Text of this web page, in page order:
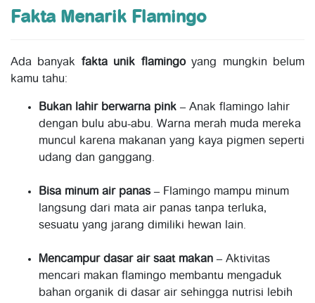
Fakta Menarik Flamingo
Ada banyak fakta unik flamingoyang mungkin belum
kamu tahu:
Bukan lahir berwarna pink – Anak flamingo lahir
dengan bulu abu-abu. Warna merah muda mereka
muncul karena makanan yang kaya pigmen seperti
udang dan ganggang.
Bisa minum air panas – Flamingo mampu minum
langsung dari mata air panas tanpa terluka,
sesuatu yang jarang dimiliki hewan lain.
Mencampur dasar air saat makan – Aktivitas
mencari makan flamingo membantu mengaduk
bahan organik di dasar air sehingga nutrisi lebih